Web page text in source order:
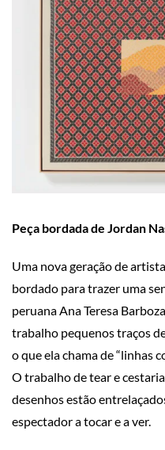
Peça bordada de Jordan
Uma nova geração de
bordado para trazer uma
peruana Ana Teresa
trabalho pequenos traços
o que ela chama de “linhas
O trabalho de tear e
desenhos estão
espectador a tocar e a ver.